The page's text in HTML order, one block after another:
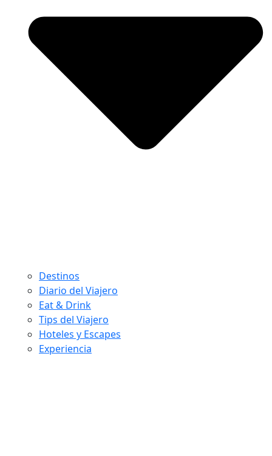
Destinos
Diario del Viajero
Eat & Drink
Tips del Viajero
Hoteles y Escapes
Experiencia